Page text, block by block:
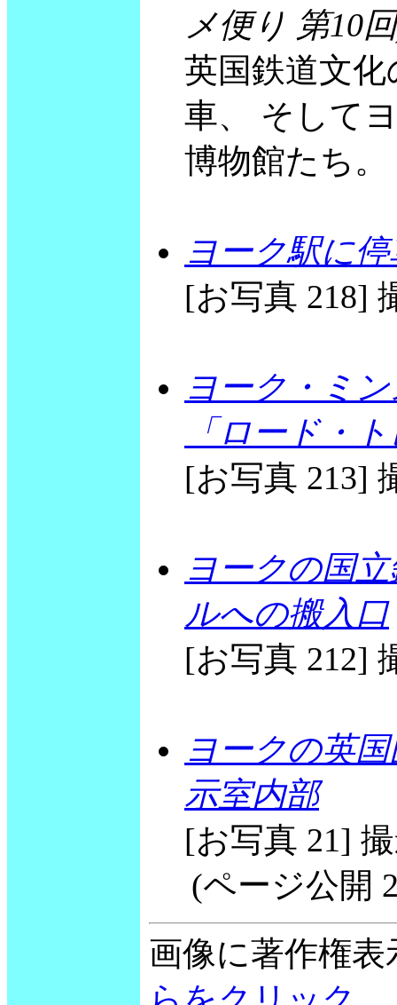
メ便り 第10
英国鉄道文
車、 そして
博物館たち
ヨーク駅に
[お写真 218]
ヨーク・ミ
「ロード・
[お写真 213]
ヨークの国
ルへの搬入口
[お写真 212]
ヨークの英
示室内部
[お写真 21]
(ページ公開
画像に著作権